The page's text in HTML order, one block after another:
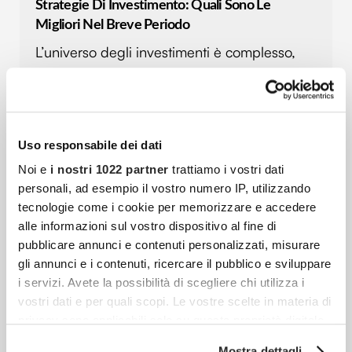
Uso responsabile dei dati
Noi e i nostri 1022 partner trattiamo i vostri dati
personali, ad esempio il vostro numero IP, utilizzando
tecnologie come i cookie per memorizzare e accedere
alle informazioni sul vostro dispositivo al fine di
pubblicare annunci e contenuti personalizzati, misurare
gli annunci e i contenuti, ricercare il pubblico e sviluppare
i servizi. Avete la possibilità di scegliere chi utilizza i
vostri dati e per quali scopi. Le vostre scelte in materia di
Strategie Di Investimento: Quali Sono Le
Migliori Nel Breve Periodo
L’universo degli investimenti è complesso,
continua evoluzione e strumenti variegati.
piuttosto complesso sia
Consulente Finanziario: 10 Consigli Per Scegliere
Quello Adatto Alle Tue Esigenze
Scegliere un consulente finanziario è una
decisione importante. Può aiutarti a gestire i
risparmi, pianificare il futuro e prendere